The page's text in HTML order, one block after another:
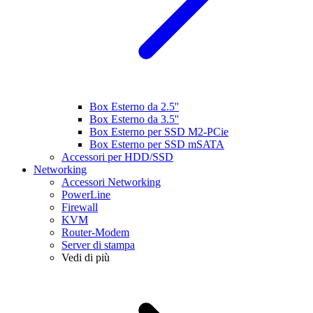
Box Esterno da 2.5''
Box Esterno da 3.5''
Box Esterno per SSD M2-PCie
Box Esterno per SSD mSATA
Accessori per HDD/SSD
Networking
Accessori Networking
PowerLine
Firewall
KVM
Router-Modem
Server di stampa
Vedi di più